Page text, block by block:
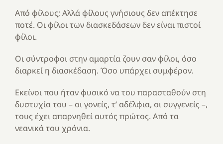
Από φίλους; Αλλά φίλους γνήσιους δεν απέκτησε
ποτέ. Οι φίλοι των διασκεδάσεων δεν είναι πιστοί
φίλοι.
Οι σύντροφοι στην αμαρτία ζουν σαν φίλοι, όσο
διαρκεί η διασκέδαση. Όσο υπάρχει συμφέρον.
Εκείνοι που ήταν φυσικό να του παρασταθούν στη
δυστυχία του – οι γονείς, τ’ αδέλφια, οι συγγενείς –,
τους έχει απαρνηθεί αυτός πρώτος. Από τα
νεανικά του χρόνια.